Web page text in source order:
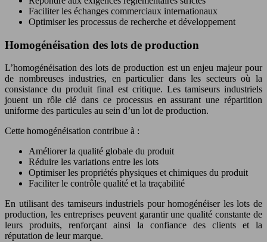
Faciliter les échanges commerciaux internationaux
Optimiser les processus de recherche et développement
Homogénéisation des lots de production
L’homogénéisation des lots de production est un enjeu majeur pour
de nombreuses industries, en particulier dans les secteurs où la
consistance du produit final est critique. Les tamiseurs industriels
jouent un rôle clé dans ce processus en assurant une répartition
uniforme des particules au sein d’un lot de production.
Cette homogénéisation contribue à :
Améliorer la qualité globale du produit
Réduire les variations entre les lots
Optimiser les propriétés physiques et chimiques du produit
Faciliter le contrôle qualité et la traçabilité
En utilisant des tamiseurs industriels pour homogénéiser les lots de
production, les entreprises peuvent garantir une qualité constante de
leurs produits, renforçant ainsi la confiance des clients et la
réputation de leur marque.